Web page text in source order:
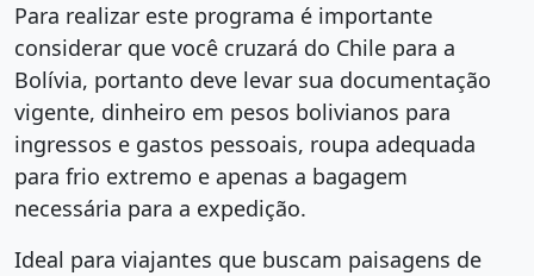
Para realizar este programa é importante
considerar que você cruzará do Chile para a
Bolívia, portanto deve levar sua documentação
vigente, dinheiro em pesos bolivianos para
ingressos e gastos pessoais, roupa adequada
para frio extremo e apenas a bagagem
necessária para a expedição.
Ideal para viajantes que buscam paisagens de